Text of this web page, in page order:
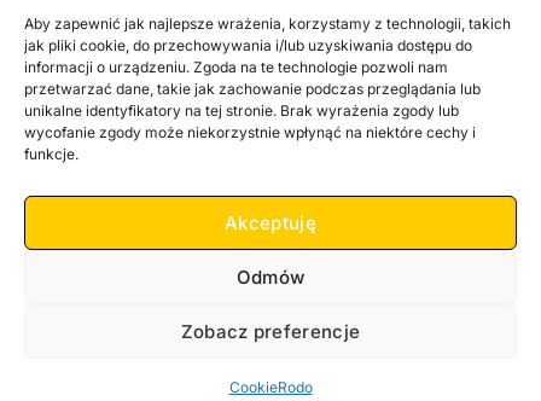
Aby zapewnić jak najlepsze wrażenia, korzystamy z technologii, takich
jak pliki cookie, do przechowywania i/lub uzyskiwania dostępu do
informacji o urządzeniu. Zgoda na te technologie pozwoli nam
przetwarzać dane, takie jak zachowanie podczas przeglądania lub
unikalne identyfikatory na tej stronie. Brak wyrażenia zgody lub
wycofanie zgody może niekorzystnie wpłynąć na niektóre cechy i
funkcje.
Akceptuję
Odmów
Zobacz preferencje
CookieRodo
Rodo
Kontakt
Informacje dla
Copyright 2026 Zachodnia TV